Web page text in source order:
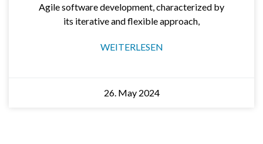
Agile software development, characterized by
its iterative and flexible approach,
WEITERLESEN
26. May 2024